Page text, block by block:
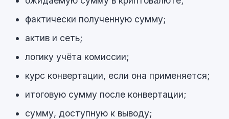
фактически полученную сумму;
актив и сеть;
логику учёта комиссии;
курс конвертации, если она применяется;
итоговую сумму после конвертации;
сумму, доступную к выводу;